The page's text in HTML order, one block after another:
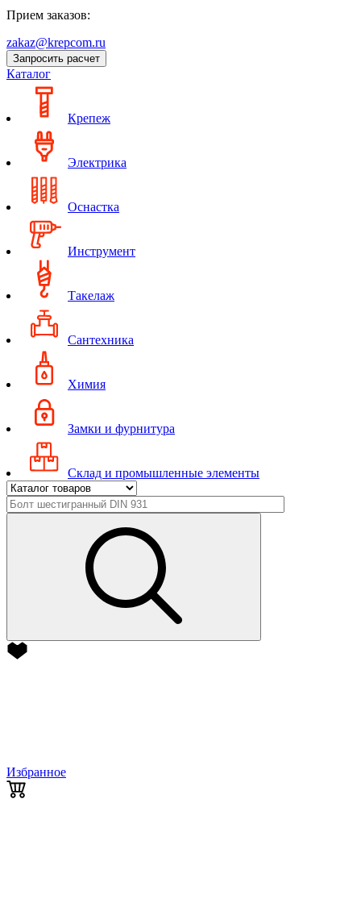
Прием заказов:
zakaz@krepcom.ru
Запросить расчет
Каталог
Крепеж
Электрика
Оснастка
Инструмент
Такелаж
Сантехника
Химия
Замки и фурнитура
Склад и промышленные элементы
Избранное